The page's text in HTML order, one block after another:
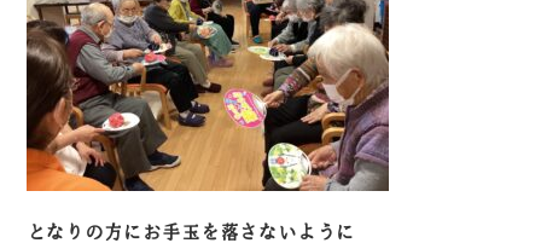
となりの方にお手玉を落さないように